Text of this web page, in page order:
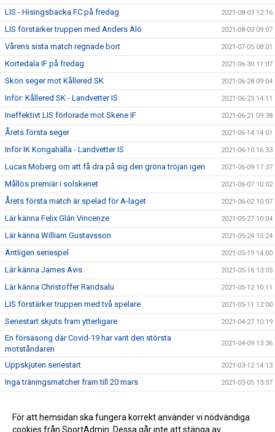
LIS - Hisingsbacka FC på fredag 2021-08-03 12:16
LIS förstärker truppen med Anders Alö 2021-08-03 09:07
Vårens sista match regnade bort 2021-07-05 08:01
Kortedala IF på fredag 2021-06-30 11:07
Skön seger mot Kållered SK 2021-06-28 09:04
Inför: Kållered SK - Landvetter IS 2021-06-23 14:11
Ineffektivt LIS förlorade mot Skene IF 2021-06-21 09:38
Årets första seger 2021-06-14 14:01
Inför IK Kongahälla - Landvetter IS 2021-06-10 16:33
Lucas Moberg om att få dra på sig den gröna tröjan igen 2021-06-09 17:37
Mållös premiär i solskenet 2021-06-07 10:02
Årets första match är spelad för A-laget 2021-06-02 10:07
Lär känna Felix Glán Vincenze 2021-05-27 10:04
Lär känna William Gustavsson 2021-05-24 15:24
Äntligen seriespel 2021-05-19 14:00
Lär känna James Avis 2021-05-16 13:05
Lär känna Christoffer Randsalu 2021-05-12 10:11
LIS förstärker truppen med två spelare 2021-05-11 12:00
Seriestart skjuts fram ytterligare 2021-04-27 10:19
En försäsong där Covid-19 har varit den största
motståndaren
2021-04-09 13:36
Uppskjuten seriestart 2021-03-12 14:13
Inga träningsmatcher fram till 20 mars 2021-03-05 13:57
Välkommen hem, James! 2021-02-08 17:20
För att hemsidan ska fungera korrekt använder vi nödvändiga
cookies från SportAdmin. Dessa går inte att stänga av.